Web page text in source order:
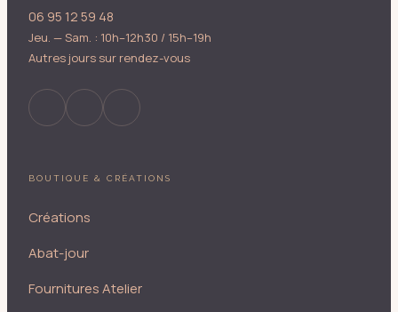
06 95 12 59 48
Jeu. — Sam. : 10h–12h30 / 15h–19h
Autres jours sur rendez-vous
BOUTIQUE & CRÉATIONS
Créations
Abat-jour
Fournitures Atelier